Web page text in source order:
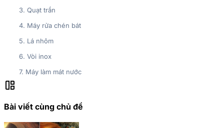
3. Quạt trần
4. Máy rửa chén bát
5. Lá nhôm
6. Vòi inox
7. Máy làm mát nước
auto_awesome_mosaic
Bài viết cùng chủ đề